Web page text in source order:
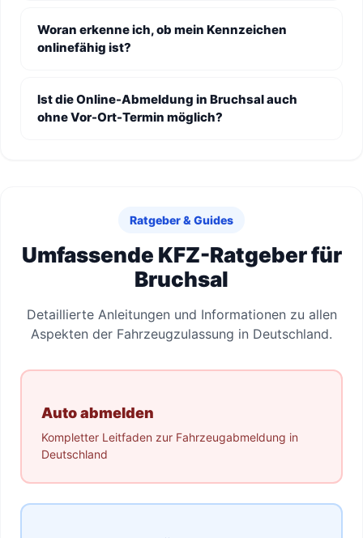
Woran erkenne ich, ob mein Kennzeichen
onlinefähig ist?
Ist die Online-Abmeldung in Bruchsal auch
ohne Vor-Ort-Termin möglich?
Ratgeber & Guides
Umfassende KFZ-Ratgeber für
Bruchsal
Detaillierte Anleitungen und Informationen zu allen
Aspekten der Fahrzeugzulassung in Deutschland.
Auto abmelden
Kompletter Leitfaden zur Fahrzeugabmeldung in
Deutschland